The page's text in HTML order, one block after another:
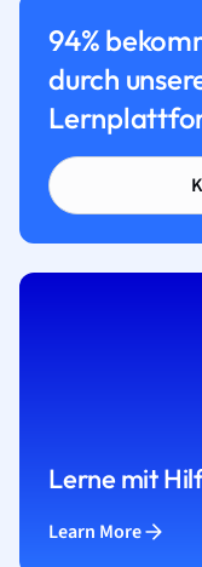
94%
durch
Lerne mit
Learn More